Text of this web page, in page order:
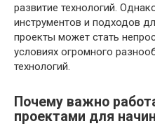
развитие технологий.
инструментов и подходов
проекты может стать
условиях огромного
технологий.
Почему важно
проектами для